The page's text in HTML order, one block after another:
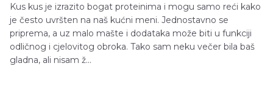
Kus kus je izrazito bogat proteinima i mogu samo reći kako
je često uvršten na naš kućni meni. Jednostavno se
priprema, a uz malo mašte i dodataka može biti u funkciji
odličnog i cjelovitog obroka. Tako sam neku večer bila baš
gladna, ali nisam ž...